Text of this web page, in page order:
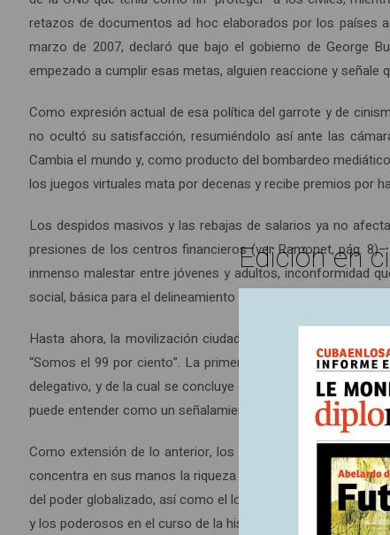
retazos de documentos ad hoc elaborados por los países
marzo de 2007, declaró que bajo el gobierno de George
empezado a cumplir esas metas, alguien reaccione y
Como expresión actual de esa política del garrote y de
no ocultó su satisfacción, resumiéndolo así ante las
Cambia el mundo y, como producto del bombardeo
los juegos virtuales mata por decenas y recibe premios por
Los despidos masivos y las rebajas de salarios ya no
presiones de los centros financieros (ver Ramonet, pág.
inmenso malestar entre jóvenes y adultos, inconformidad
social, básica para el delineamiento de la convivencia en sus
Hasta ahora, la movilización ciudadana deja en claro la
“Somos el 99 por ciento”. La primera sintetiza la
delegativo, y de la cual se concluye que el sistema
puede entender como un señalamiento, una denuncia, del
Como extensión de lo anterior, los congresos o
concentra en sus manos la riqueza de cada país.
del poder globalizado, así como el local, a replantear sus
y los poderosos en el curso de la historia. Por tanto, es
Edición en